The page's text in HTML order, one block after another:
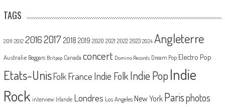
TAGS
2011 2012 20162017 2018 2019 2020 2021 2022 2023 2024 Angleterre
Australie Beggars Britpop Canada concert Domino Records Dream Pop Electro Pop
Etats-UnisFolk France Indie FolkIndie PopIndie
Rock interview Irlande Londres Los Angeles New York Parisphotos